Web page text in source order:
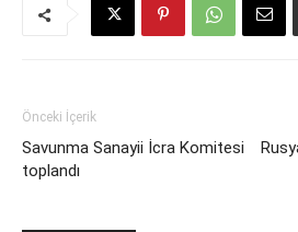
Önceki İçerik
Savunma Sanayii İcra Komitesi
toplandı